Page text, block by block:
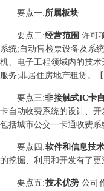
要点一:所属板块
要点二:经营范围 许可
系统;自动售检票设备及系
机、电子工程领域内的技
服务;非居住房地产租赁。
要点三:非接触式IC卡
卡自动收费系统的设计、
包括城市公交一卡通收费
要点 四 :软件和信息技
的挖掘、利用和开发有了
要点五:技术优势公司